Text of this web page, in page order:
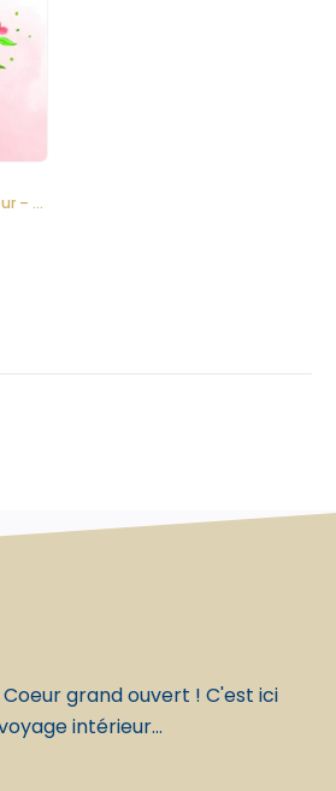
Oracle – le Cœur Créateur – Jeux de Cartes Divinatoires
grand ouvert ! C'est ici
intérieur...